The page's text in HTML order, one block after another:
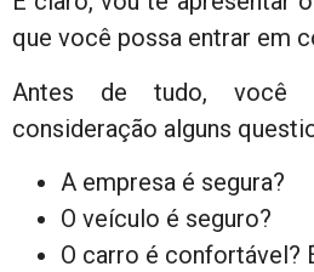
que você possa entrar em
Antes de tudo, você
consideração alguns
A empresa é segura?
O veículo é seguro?
O carro é confortável?